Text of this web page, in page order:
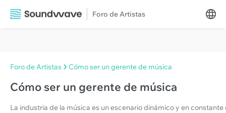
Foro de Artistas
Foro de Artistas Cómo ser un gerente de música
Cómo ser un gerente de música
La industria de la música es un escenario dinámico y en